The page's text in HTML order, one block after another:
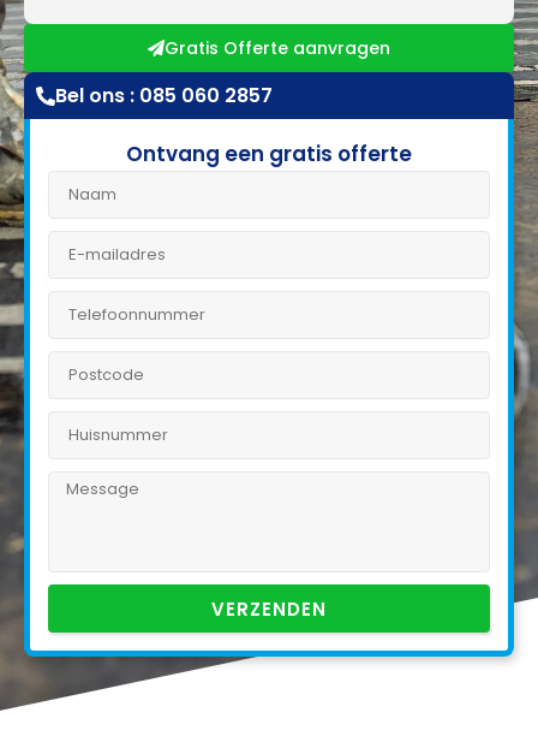
Gratis Offerte aanvragen
Bel ons : 085 060 2857
Ontvang een gratis offerte
VERZENDEN